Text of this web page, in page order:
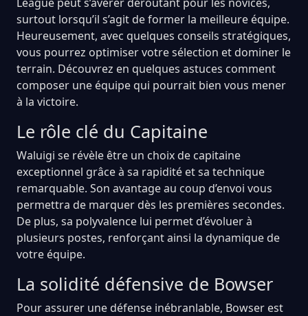
surtout lorsqu’il s’agit de former la meilleure équipe.
Heureusement, avec quelques conseils stratégiques,
vous pourrez optimiser votre sélection et dominer le
terrain. Découvrez en quelques astuces comment
composer une équipe qui pourrait bien vous mener
à la victoire.
Le rôle clé du Capitaine
Waluigi se révèle être un choix de capitaine
exceptionnel grâce à sa rapidité et sa technique
remarquable. Son avantage au coup d’envoi vous
permettra de marquer dès les premières secondes.
De plus, sa polyvalence lui permet d’évoluer à
plusieurs postes, renforçant ainsi la dynamique de
votre équipe.
La solidité défensive de Bowser
Pour assurer une défense inébranlable, Bowser est